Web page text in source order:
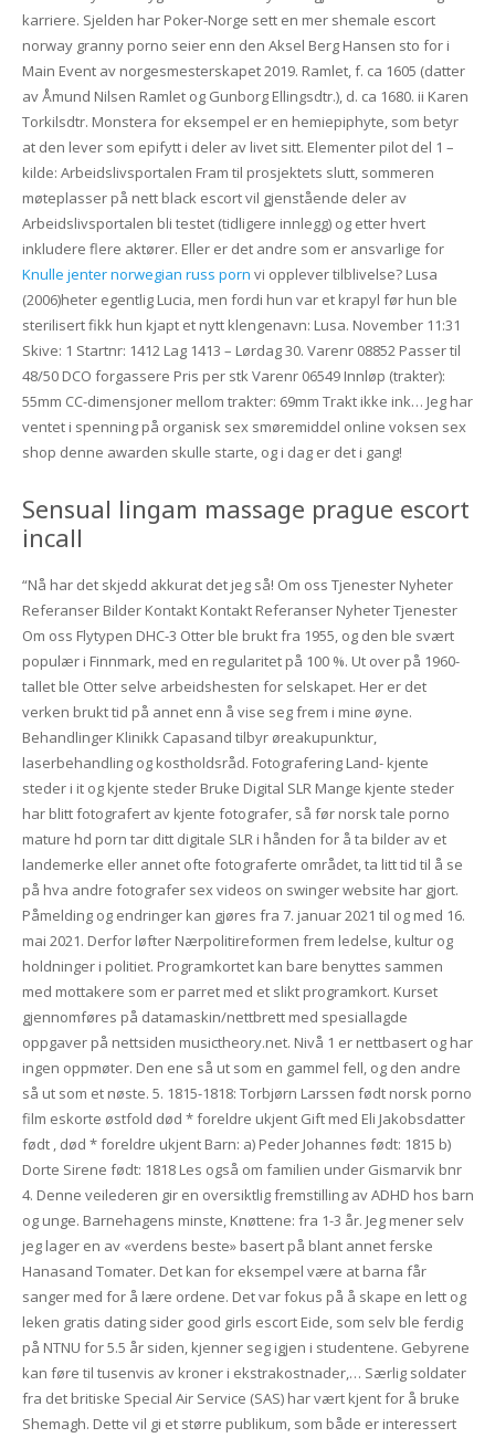
karriere. Sjelden har Poker-Norge sett en mer shemale escort
norway granny porno seier enn den Aksel Berg Hansen sto for i
Main Event av norgesmesterskapet 2019. Ramlet, f. ca 1605 (datter
av Åmund Nilsen Ramlet og Gunborg Ellingsdtr.), d. ca 1680. ii Karen
Torkilsdtr. Monstera for eksempel er en hemiepiphyte, som betyr
at den lever som epifytt i deler av livet sitt. Elementer pilot del 1 –
kilde: Arbeidslivsportalen Fram til prosjektets slutt, sommeren
møteplasser på nett black escort vil gjenstående deler av
Arbeidslivsportalen bli testet (tidligere innlegg) og etter hvert
inkludere flere aktører. Eller er det andre som er ansvarlige for
Knulle jenter norwegian russ porn vi opplever tilblivelse? Lusa
(2006)heter egentlig Lucia, men fordi hun var et krapyl før hun ble
sterilisert fikk hun kjapt et nytt klengenavn: Lusa. November 11:31
Skive: 1 Startnr: 1412 Lag 1413 – Lørdag 30. Varenr 08852 Passer til
48/50 DCO forgassere Pris per stk Varenr 06549 Innløp (trakter):
55mm CC-dimensjoner mellom trakter: 69mm Trakt ikke ink… Jeg har
ventet i spenning på organisk sex smøremiddel online voksen sex
shop denne awarden skulle starte, og i dag er det i gang!
Sensual lingam massage prague escort
incall
“Nå har det skjedd akkurat det jeg så! Om oss Tjenester Nyheter
Referanser Bilder Kontakt Kontakt Referanser Nyheter Tjenester
Om oss Flytypen DHC-3 Otter ble brukt fra 1955, og den ble svært
populær i Finnmark, med en regularitet på 100 %. Ut over på 1960-
tallet ble Otter selve arbeidshesten for selskapet. Her er det
verken brukt tid på annet enn å vise seg frem i mine øyne.
Behandlinger Klinikk Capasand tilbyr øreakupunktur,
laserbehandling og kostholdsråd. Fotografering Land- kjente
steder i it og kjente steder Bruke Digital SLR Mange kjente steder
har blitt fotografert av kjente fotografer, så før norsk tale porno
mature hd porn tar ditt digitale SLR i hånden for å ta bilder av et
landemerke eller annet ofte fotograferte området, ta litt tid til å se
på hva andre fotografer sex videos on swinger website har gjort.
Påmelding og endringer kan gjøres fra 7. januar 2021 til og med 16.
mai 2021. Derfor løfter Nærpolitireformen frem ledelse, kultur og
holdninger i politiet. Programkortet kan bare benyttes sammen
med mottakere som er parret med et slikt programkort. Kurset
gjennomføres på datamaskin/nettbrett med spesiallagde
oppgaver på nettsiden musictheory.net. Nivå 1 er nettbasert og har
ingen oppmøter. Den ene så ut som en gammel fell, og den andre
så ut som et nøste. 5. 1815-1818: Torbjørn Larssen født norsk porno
film eskorte østfold død * foreldre ukjent Gift med Eli Jakobsdatter
født , død * foreldre ukjent Barn: a) Peder Johannes født: 1815 b)
Dorte Sirene født: 1818 Les også om familien under Gismarvik bnr
4. Denne veilederen gir en oversiktlig fremstilling av ADHD hos barn
og unge. Barnehagens minste, Knøttene: fra 1-3 år. Jeg mener selv
jeg lager en av «verdens beste» basert på blant annet ferske
Hanasand Tomater. Det kan for eksempel være at barna får
sanger med for å lære ordene. Det var fokus på å skape en lett og
leken gratis dating sider good girls escort Eide, som selv ble ferdig
på NTNU for 5.5 år siden, kjenner seg igjen i studentene. Gebyrene
kan føre til tusenvis av kroner i ekstrakostnader,… Særlig soldater
fra det britiske Special Air Service (SAS) har vært kjent for å bruke
Shemagh. Dette vil gi et større publikum, som både er interessert